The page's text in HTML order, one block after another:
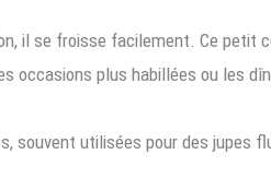
il se froisse facilement. Ce petit
occasions plus habillées ou les
souvent utilisées pour des jupes